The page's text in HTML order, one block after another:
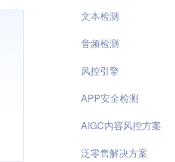
控
文本检测
音频检测
风控引擎
APP安全检测
AIGC内容风控方案
泛零售解决方案